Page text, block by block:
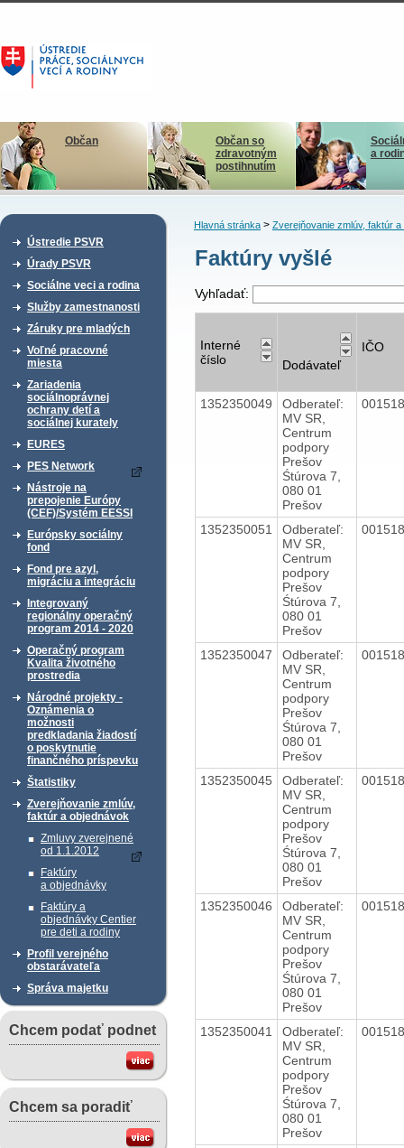
Občan
Občan so
zdravotným
postihnutím
a
Ústredie PSVR
Úrady PSVR
Sociálne veci a rodina
Služby zamestnanosti
Záruky pre mladých
Voľné pracovné
miesta
Zariadenia
sociálnoprávnej
ochrany detí a
sociálnej kurately
EURES
PES Network
Nástroje na
prepojenie Európy
(CEF)/Systém EESSI
Európsky sociálny
fond
Fond pre azyl,
migráciu a integráciu
Integrovaný
regionálny operačný
program 2014 - 2020
Operačný program
Kvalita životného
prostredia
Národné projekty -
Oznámenia o
možnosti
predkladania žiadostí
o poskytnutie
finančného príspevku
Štatistiky
Zverejňovanie zmlúv,
faktúr a objednávok
Zmluvy zverejnené
od 1.1.2012
Faktúry
a objednávky
Faktúry a
objednávky Centier
pre deti a rodiny
Profil verejného
obstarávateľa
Správa majetku
Chcem podať podnet
Chcem sa poradiť
Hlavná stránka> Zverejňovanie zmlúv, faktúr a
Faktúry vyšlé
Vyhľadať:
Interné
číslo
Dodávateľ
IČO
1352350049
Odberateľ:
MV SR,
Centrum
podpory
Prešov
Śtúrova 7,
080 01
Prešov
1352350051
Odberateľ:
MV SR,
Centrum
podpory
Prešov
Śtúrova 7,
080 01
Prešov
1352350047
Odberateľ:
MV SR,
Centrum
podpory
Prešov
Śtúrova 7,
080 01
Prešov
1352350045
Odberateľ:
MV SR,
Centrum
podpory
Prešov
Śtúrova 7,
080 01
Prešov
1352350046
Odberateľ:
MV SR,
Centrum
podpory
Prešov
Śtúrova 7,
080 01
Prešov
1352350041
Odberateľ:
MV SR,
Centrum
podpory
Prešov
Śtúrova 7,
080 01
Prešov